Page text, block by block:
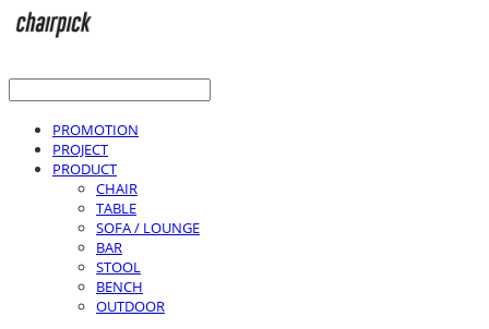
PROMOTION
PROJECT
PRODUCT
CHAIR
TABLE
SOFA / LOUNGE
BAR
STOOL
BENCH
OUTDOOR